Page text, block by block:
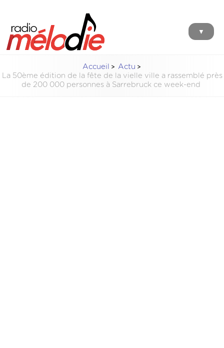
▼
Accueil
Actu
La 50ème édition de la fête de la vielle ville a rassemblé près
de 200 000 personnes à Sarrebruck ce week-end